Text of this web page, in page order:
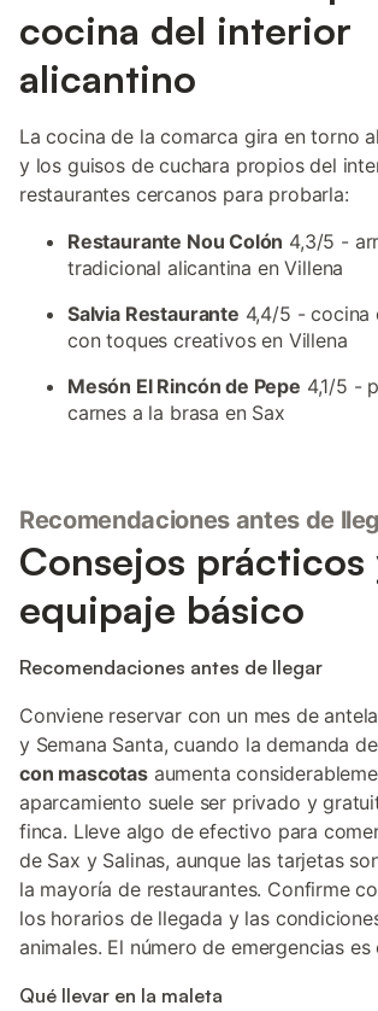
cocina del interior
alicantino
La cocina de la comarca gira en torno
y los guisos de cuchara propios del
restaurantes cercanos para probarla:
Restaurante Nou Colón 4,3/5 -
tradicional alicantina en Villena
Salvia Restaurante 4,4/5 - cocina
con toques creativos en Villena
Mesón El Rincón de Pepe 4,1/5 -
carnes a la brasa en Sax
Recomendaciones antes de
Consejos prácticos
equipaje básico
Recomendaciones antes de llegar
Conviene reservar con un mes de
y Semana Santa, cuando la demanda de
con mascotasaumenta
aparcamiento suele ser privado y
finca. Lleve algo de efectivo para
de Sax y Salinas, aunque las tarjetas
la mayoría de restaurantes. Confirme
los horarios de llegada y las
animales. El número de emergencias es
Qué llevar en la maleta